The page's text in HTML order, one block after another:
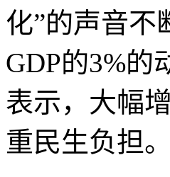
化”的声音不
GDP的3%的
表示，大幅
重民生负担。